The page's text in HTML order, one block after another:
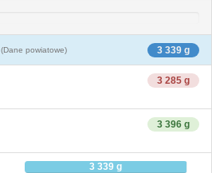
3 339 g
(Dane powiatowe)
3 285 g
3 396 g
3 339 g